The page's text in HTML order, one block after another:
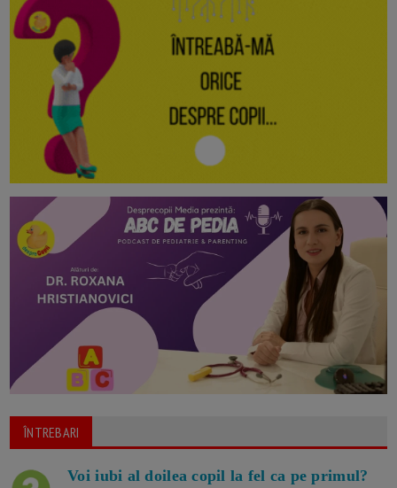
ÎNTREBARI
Voi iubi al doilea copil la fel ca pe primul?